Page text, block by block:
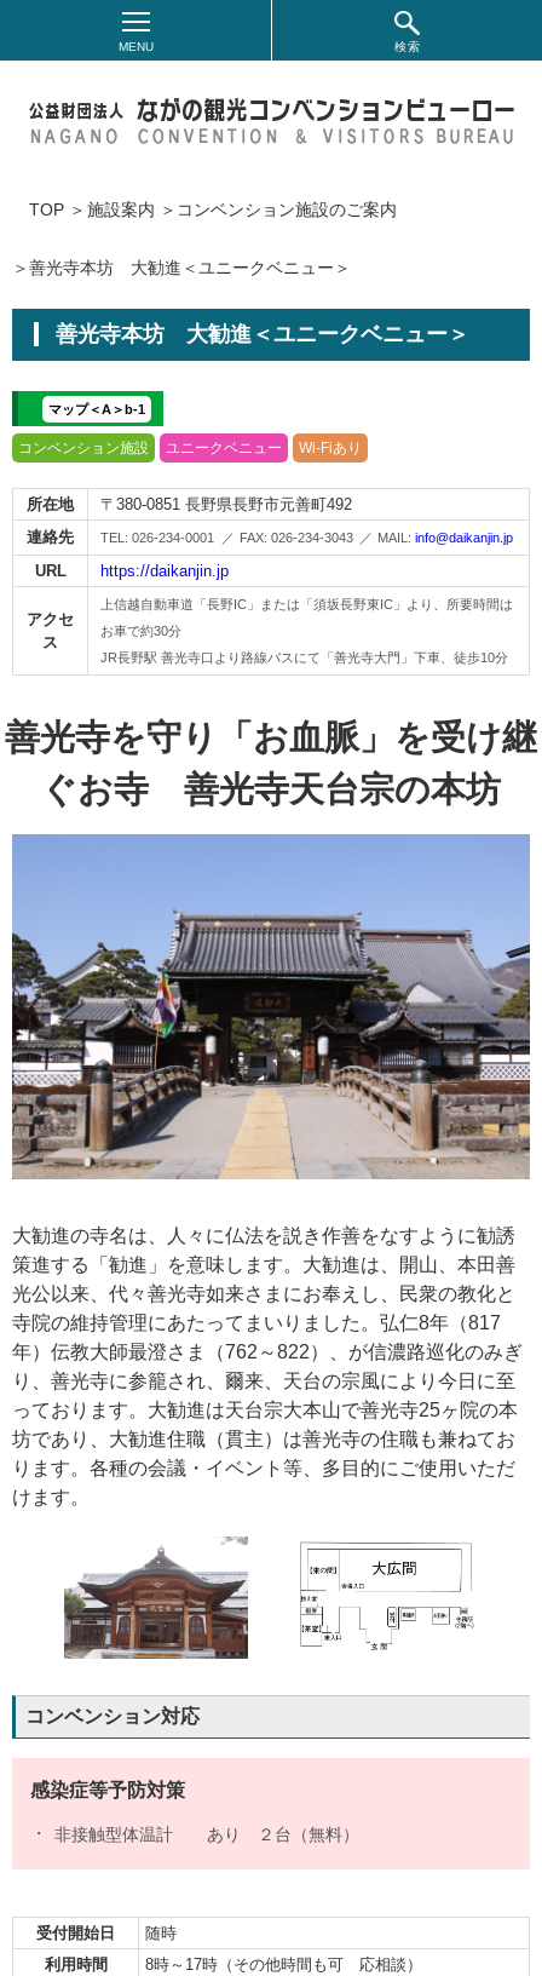
検索
援・
助
制
コ
ン
ン
シ
ン
開
成
金
企
業
ン
ベ
シ
ョ
催
助
国
際
ン
ベ
シ
ョ
催
助
ス
ポ
ツ
大
開
催
金
合
宿
催
支
金
施
案
ン
ン
ョ
施
の
案
泊
設
ご
内
支
プ
ロ
ラ
ム
援
グ
式
ダ
ウ
ン
ロ
ー
弁
ー
ト
シ
ラ
ィ
助
合
で
ア
施
施
市
ス
メ
制
ク
ス
の
ア
ク
セ
ス
ョ
ン
施
設
へ
の
ク
セ
ス
ー
シ
ョ
ン
エ
ク
ス
カ
シ
ョ
ン
ご
案
内
見
学・
体
験
設
ゴ
ル
フ
場
イ
ベ
ン
ト
観
光
サ
イ
ト
お
い
合
わ
せ
TOP 施設案内 コンベンション施設のご案内
善光寺本坊 大勧進＜ユニークベニュー＞
善光寺本坊 大勧進＜ユニークベニュー＞
マップ＜A＞b-1
コンベンション施設 ユニークベニュー Wi-Fiあり
所在地
〒380-0851 長野県長野市元善町492
連絡先
TEL: 026-234-0001 FAX: 026-234-3043 MAIL:info@daikanjin.jp
URL https://daikanjin.jp
アクセ
ス
上信越自動車道「長野IC」または「須坂長野東IC」より、所要時間は
お車で約30分
JR長野駅 善光寺口より路線バスにて「善光寺大門」下車、徒歩10分
善光寺を守り「お血脈」を受け継
ぐお寺 善光寺天台宗の本坊
大勧進の寺名は、人々に仏法を説き作善をなすように勧誘
策進する「勧進」を意味します。大勧進は、開山、本田善
光公以来、代々善光寺如来さまにお奉えし、民衆の教化と
寺院の維持管理にあたってまいりました。弘仁8年（817
年）伝教大師最澄さま（762～822）、が信濃路巡化のみぎ
り、善光寺に参籠され、爾来、天台の宗風により今日に至
っております。大勧進は天台宗大本山で善光寺25ヶ院の本
坊であり、大勧進住職（貫主）は善光寺の住職も兼ねてお
ります。各種の会議・イベント等、多目的にご使用いただ
けます。
コンベンション対応
感染症等予防対策
非接触型体温計 あり ２台（無料）
受付開始日
随時
利用時間
8時～17時（その他時間も可 応相談）